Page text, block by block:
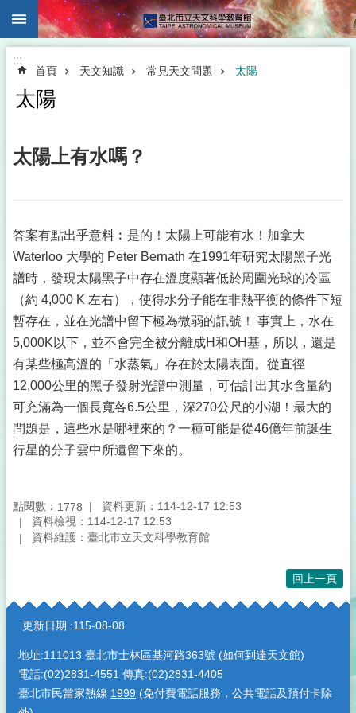
跳到主要內容區塊
:::
首頁 天文知識 常見天文問題 太陽
太陽
太陽上有水嗎？
答案有點出乎意料︰是的！太陽上可能有水！加拿大
Waterloo 大學的 Peter Bernath 在1991年研究太陽黑子光
譜時，發現太陽黑子中存在溫度顯著低於周圍光球的冷區
（約 4,000 K 左右），使得水分子能在非熱平衡的條件下短
暫存在，並在光譜中留下極為微弱的訊號！ 事實上，水在
5,000K以下，並不會完全被分離成H和OH基，所以，還是
有某些極高溫的「水蒸氣」存在於太陽表面。從直徑
12,000公里的黑子發射光譜中測量，可估計出其水含量約
可充滿為一個長寬各6.5公里，深270公尺的小湖！最大的
問題是，這些水是哪裡來的？一種可能是從46億年前誕生
行星的分子雲中所遺留下來的。
點閱數： 1778
資料更新：114-12-17 12:53
資料檢視：114-12-17 12:53
資料維護：臺北市立天文科學教育館
回上一頁
:::
更新日期 115-08-08
地址:111013 臺北市士林區基河路363號 (如何到達天文館)
電話:(02)2831-4551 傳真:(02)2831-4405
臺北市民當家熱線 1999 (免付費電話服務，公共電話及預付卡除